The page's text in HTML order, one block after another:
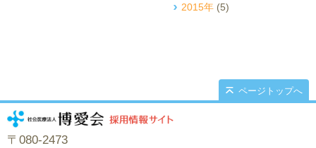
2015年 (5)
ページトップへ
〒080-2473